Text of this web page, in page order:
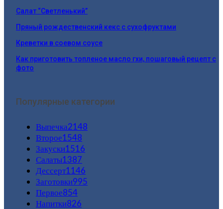
Салат “Светленький”
Пряный рождественский кекс с сухофруктами
Креветки в соевом соусе
Как приготовить топленое масло гхи, пошаговый рецепт с
фото
Популярные категории
Выпечка2148
Второе1548
Закуски1516
Салаты1387
Дессерт1146
Заготовки995
Первое854
Напитки826